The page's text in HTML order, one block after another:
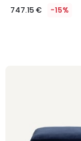
747.15 € -15%